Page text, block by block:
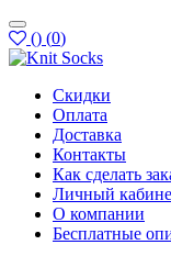
() (0)
Скидки
Оплата
Доставка
Контакты
Как сделать
Личный
О компании
Бесплатные